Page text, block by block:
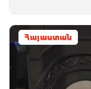
Հայաստան